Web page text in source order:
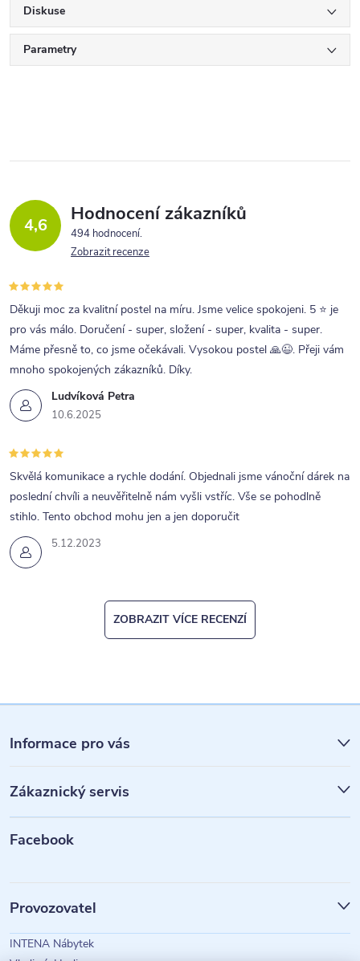
Diskuse
Parametry
4,6 Hodnocení zákazníků
494 hodnocení
Zobrazit recenze
Ludvíková Petra
10.6.2025
Děkuji moc za kvalitní postel na míru. Jsme velice spokojeni. 5 ⭐ je
pro vás málo. Doručení - super, složení - super, kvalita - super.
Máme přesně to, co jsme očekávali. Vysokou postel 🙏😉. Přeji vám
mnoho spokojených zákazníků. Díky.
5.12.2023
Skvělá komunikace a rychle dodání. Objednali jsme vánoční dárek na
poslední chvíli a neuvěřitelně nám vyšli vstříc. Vše se pohodlně
stihlo. Tento obchod mohu jen a jen doporučit
ZOBRAZIT VÍCE RECENZÍ
á
p
a
Informace pro vás
Zákaznický servis
Facebook
Provozovatel
INTENA Nábytek